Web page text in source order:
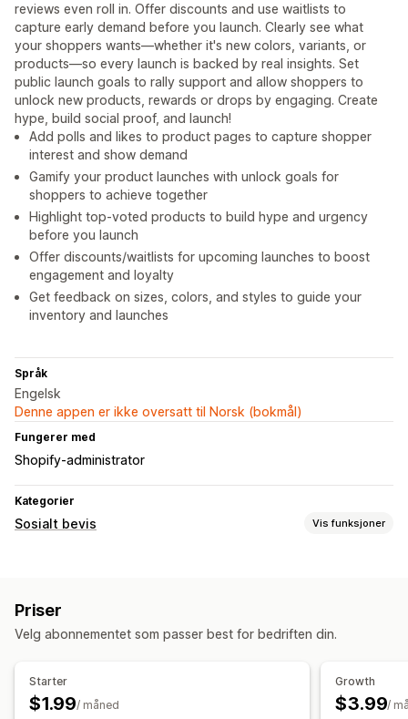
reviews even roll in. Offer discounts and use waitlists to
capture early demand before you launch. Clearly see what
your shoppers wants—whether it's new colors, variants, or
products—so every launch is backed by real insights. Set
public launch goals to rally support and allow shoppers to
unlock new products, rewards or drops by engaging. Create
hype, build social proof, and launch!
Add polls and likes to product pages to capture shopper
interest and show demand
Gamify your product launches with unlock goals for
shoppers to achieve together
Highlight top-voted products to build hype and urgency
before you launch
Offer discounts/waitlists for upcoming launches to boost
engagement and loyalty
Get feedback on sizes, colors, and styles to guide your
inventory and launches
Språk
Engelsk
Denne appen er ikke oversatt til Norsk (bokmål)
Fungerer med
Shopify-administrator
Kategorier
Sosialt bevis Vis funksjoner
Analyse
Engasjementssporing
Priser
Velg abonnementet som passer best for bedriften din.
Starter
$1.99/ måned
Growth
$3.99/